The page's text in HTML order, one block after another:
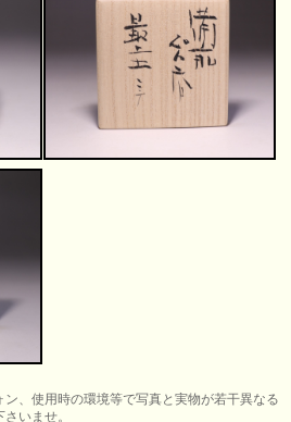
、使用時の環境等で写真と実物が若干異なる
いませ。